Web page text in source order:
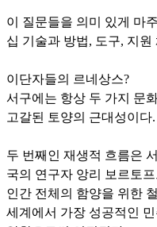
이 질문들을 의미 있게 마
십 기술과 방법, 도구, 지원
이단자들의 르네상스?
서구에는 항상 두 가지 문
고갈된 토양의 근대성이다.
두 번째인 재생적 흐름은
국의 연구자 앙리 보르토
인간 전체의 함양을 위한
세계에서 가장 성공적인